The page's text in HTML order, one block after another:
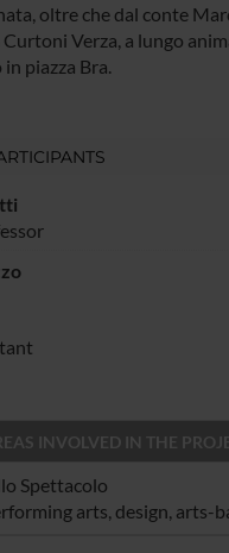
oltre che dal conte
Curtoni Verza, a lungo
piazza Bra.
INVOLVED IN THE
Spettacolo
arts, design, arts-